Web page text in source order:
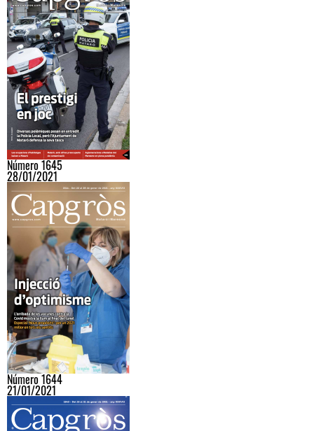
Número 1645
28/01/2021
Número 1644
21/01/2021